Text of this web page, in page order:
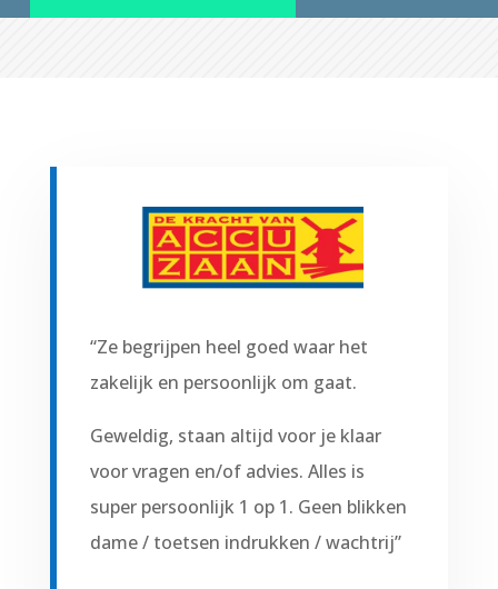
“Ze begrijpen heel goed waar het
zakelijk en persoonlijk om gaat.
Geweldig, staan altijd voor je klaar
voor vragen en/of advies. Alles is
super persoonlijk 1 op 1. Geen blikken
dame / toetsen indrukken / wachtrij”